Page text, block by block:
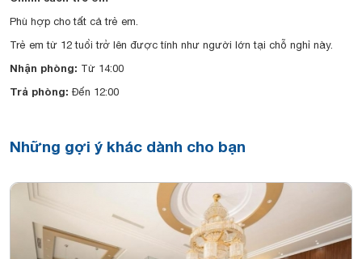
Phù hợp cho tất cả trẻ em.
Trẻ em từ 12 tuổi trở lên được tính như người lớn tại chỗ nghỉ này.
Nhận phòng: Từ 14:00
Trả phòng: Đến 12:00
Những gợi ý khác dành cho bạn